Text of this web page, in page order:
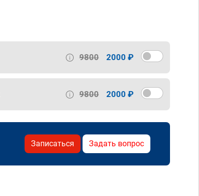
9800 2000 ₽
9800 2000 ₽
Записаться Задать вопрос